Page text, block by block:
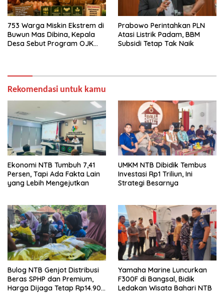
753 Warga Miskin Ekstrem di
Buwun Mas Dibina, Kepala
Desa Sebut Program OJK
Prabowo Perintahkan PLN
Atasi Listrik Padam, BBM
Subsidi Tetap Tak Naik
Rekomendasi untuk kamu
Ekonomi NTB Tumbuh 7,41
Persen, Tapi Ada Fakta Lain
yang Lebih Mengejutkan
UMKM NTB Dibidik Tembus
Investasi Rp1 Triliun, Ini
Strategi Besarnya
Bulog NTB Genjot Distribusi
Beras SPHP dan Premium,
Harga Dijaga Tetap Rp14.900
Yamaha Marine Luncurkan
F300F di Bangsal, Bidik
Ledakan Wisata Bahari NTB